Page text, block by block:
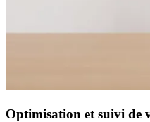
Optimisation et suivi de